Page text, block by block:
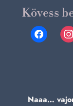
Kövess
facebook
Naaa…